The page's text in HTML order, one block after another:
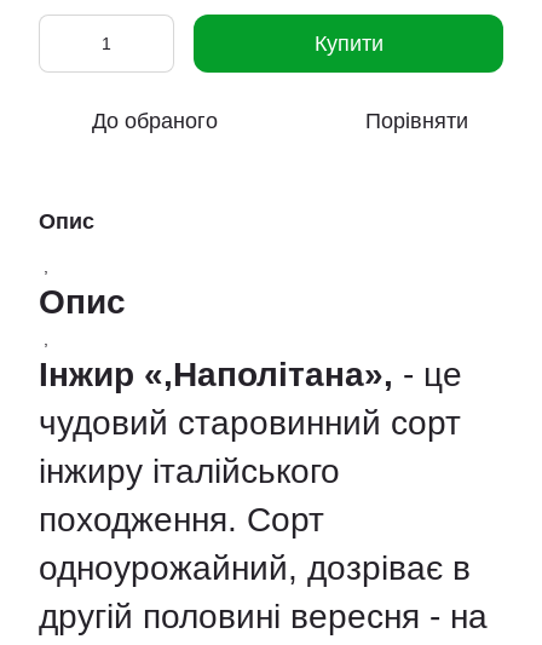
Купити
До обраного Порівняти
Опис
Опис
Інжир «,Наполітана», - це
чудовий старовинний сорт
інжиру італійського
походження. Сорт
одноурожайний, дозріває в
другій половині вересня - на